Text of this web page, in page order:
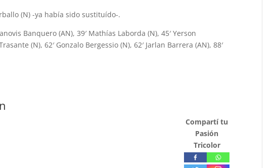
(N) -ya había sido sustituído-.
Banquero (AN), 39′ Mathías Laborda (N), 45′ Yerson
(N), 62′ Gonzalo Bergessio (N), 62′ Jarlan Barrera (AN), 88′
Compartí tu
Pasión
Tricolor